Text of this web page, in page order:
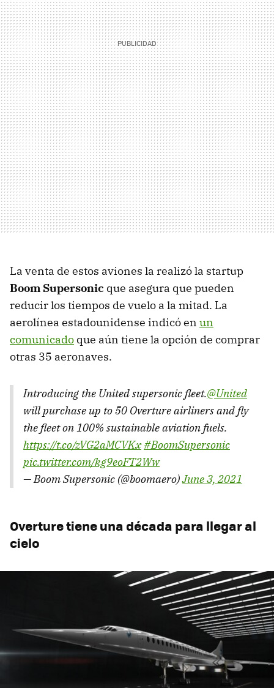
La venta de estos aviones la realizó la startup
Boom Supersonic que asegura que pueden
reducir los tiempos de vuelo a la mitad. La
aerolínea estadounidense indicó en un
comunicado que aún tiene la opción de comprar
otras 35 aeronaves.
Introducing the United supersonic fleet.@United
will purchase up to 50 Overture airliners and fly
the fleet on 100% sustainable aviation fuels.
https://t.co/zVG2aMCVKx#BoomSupersonic
pic.twitter.com/kg9eoFT2Ww
— Boom Supersonic (@boomaero)June 3, 2021
Overture tiene una década para llegar al
cielo